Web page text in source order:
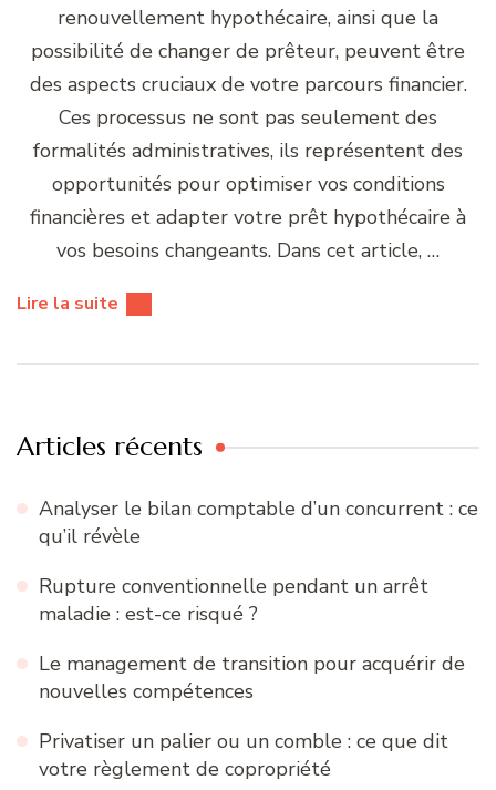
renouvellement hypothécaire, ainsi que la
possibilité de changer de prêteur, peuvent être
des aspects cruciaux de votre parcours financier.
Ces processus ne sont pas seulement des
formalités administratives, ils représentent des
opportunités pour optimiser vos conditions
financières et adapter votre prêt hypothécaire à
vos besoins changeants. Dans cet article, …
Lire la suite
Articles récents
Analyser le bilan comptable d’un concurrent : ce
qu’il révèle
Rupture conventionnelle pendant un arrêt
maladie : est-ce risqué ?
Le management de transition pour acquérir de
nouvelles compétences
Privatiser un palier ou un comble : ce que dit
votre règlement de copropriété